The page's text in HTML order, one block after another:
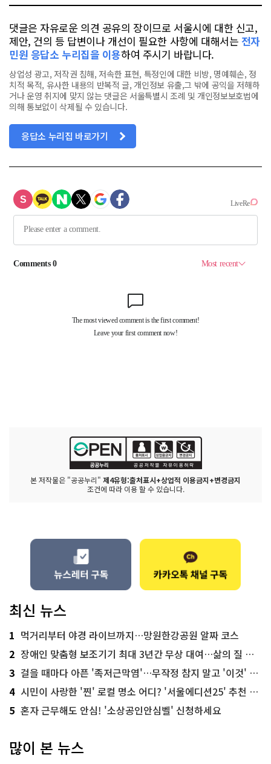
댓글은 자유로운 의견 공유의 장이므로 서울시에 대한 신고,
제안, 건의 등 답변이나 개선이 필요한 사항에 대해서는 전자
민원 응답소 누리집을 이용하여 주시기 바랍니다.
상업성 광고, 저작권 침해, 저속한 표현, 특정인에 대한 비방, 명예훼손, 정
치적 목적, 유사한 내용의 반복적 글, 개인정보 유출,그 밖에 공익을 저해하
거나 운영 취지에 맞지 않는 댓글은 서울특별시 조례 및 개인정보보호법에
의해 통보없이 삭제될 수 있습니다.
응답소 누리집 바로가기
본 저작물은 "공공누리" 제4유형:출처표시+상업적 이용금지+변경금지
조건에 따라 이용 할 수 있습니다.
최신 뉴스
1 먹거리부터 야경 라이브까지…망원한강공원 알짜 코스
2 장애인 맞춤형 보조기기 최대 3년간 무상 대여…삶의 질 높인다
3 걸을 때마다 아픈 '족저근막염'…무작정 참지 말고 '이것' 해보세요!
4 시민이 사랑한 '찐' 로컬 명소 어디? '서울에디션25' 추천 코스
5 혼자 근무해도 안심! '소상공인안심벨' 신청하세요
많이 본 뉴스